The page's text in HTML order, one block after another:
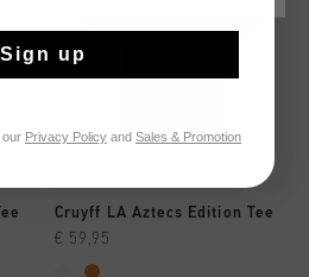
Cruyff LA Aztecs Edition Tee
€ 59,95
Sign up
our Privacy Policy and Sales & Promotion